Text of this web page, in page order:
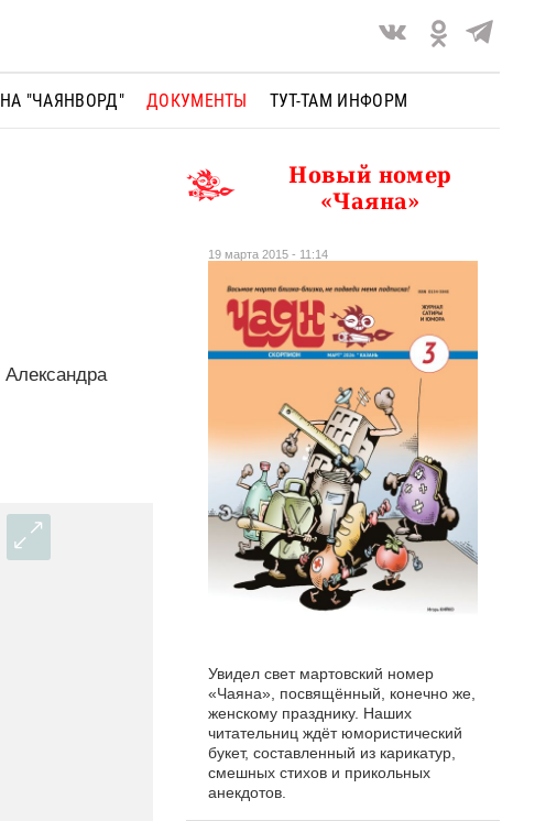
"ЧАЯНВОРД" ДОКУМЕНТЫ ТУТ-ТАМ ИНФОРМ
Новый номер
«Чаяна»
19 марта 2015 - 11:14
Увидел свет мартовский номер
«Чаяна», посвящённый, конечно же,
женскому празднику. Наших
читательниц ждёт юмористический
букет, составленный из карикатур,
смешных стихов и прикольных
анекдотов.